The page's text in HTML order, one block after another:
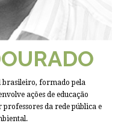
brasileiro, formado pela
ações de educação
da rede pública e